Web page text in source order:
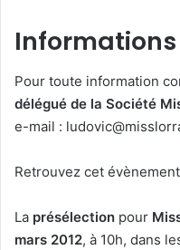
Pour toute information
délégué de la Société
e-mail :
Retrouvez cet évènement
La présélection pour
mars 2012, à 10h, dans